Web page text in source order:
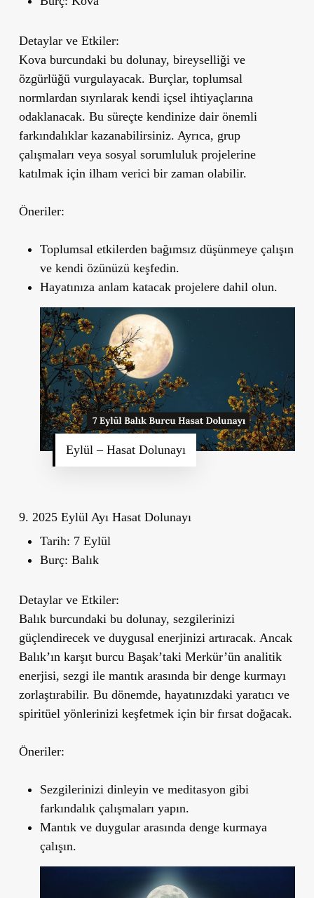
Detaylar ve Etkiler:
Kova burcundaki bu dolunay, bireyselliği ve
özgürlüğü vurgulayacak. Burçlar, toplumsal
normlardan sıyrılarak kendi içsel ihtiyaçlarına
odaklanacak. Bu süreçte kendinize dair önemli
farkındalıklar kazanabilirsiniz. Ayrıca, grup
çalışmaları veya sosyal sorumluluk projelerine
katılmak için ilham verici bir zaman olabilir.
Öneriler:
Toplumsal etkilerden bağımsız düşünmeye çalışın
ve kendi özünüzü keşfedin.
Hayatınıza anlam katacak projelere dahil olun.
Eylül – Hasat Dolunayı
9. 2025 Eylül Ayı Hasat Dolunayı
Tarih: 7 Eylül
Burç: Balık
Detaylar ve Etkiler:
Balık burcundaki bu dolunay, sezgilerinizi
güçlendirecek ve duygusal enerjinizi artıracak. Ancak
Balık’ın karşıt burcu Başak’taki Merkür’ün analitik
enerjisi, sezgi ile mantık arasında bir denge kurmayı
zorlaştırabilir. Bu dönemde, hayatınızdaki yaratıcı ve
spiritüel yönlerinizi keşfetmek için bir fırsat doğacak.
Öneriler:
Sezgilerinizi dinleyin ve meditasyon gibi
farkındalık çalışmaları yapın.
Mantık ve duygular arasında denge kurmaya
çalışın.